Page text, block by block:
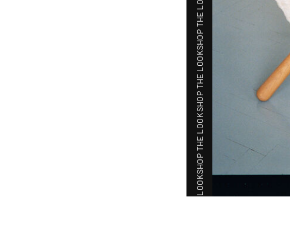
SHOP THE LOOK
SHOP THE LOOK
SHOP THE LOOK
SHOP THE LOOK